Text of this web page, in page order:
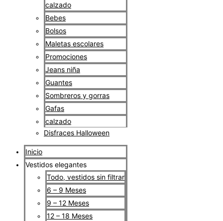
calzado
Bebes
Bolsos
Maletas escolares
Promociones
Jeans niña
Guantes
Sombreros y gorras
Gafas
calzado
Disfraces Halloween
Inicio
Vestidos elegantes
Todo, vestidos sin filtrar
6 – 9 Meses
9 – 12 Meses
12 – 18 Meses